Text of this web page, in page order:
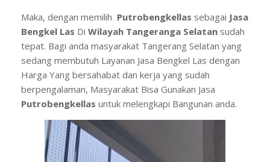
Maka, dengan memilih Putrobengkellas sebagai Jasa
Bengkel Las Di Wilayah Tangeranga Selatan sudah
tepat. Bagi anda masyarakat Tangerang Selatan yang
sedang membutuh Layanan Jasa Bengkel Las dengan
Harga Yang bersahabat dan kerja yang sudah
berpengalaman, Masyarakat Bisa Gunakan Jasa
Putrobengkellas untuk melengkapi Bangunan anda.